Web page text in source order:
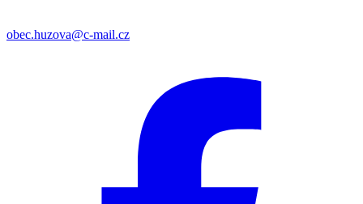
obec.huzova@c-mail.cz